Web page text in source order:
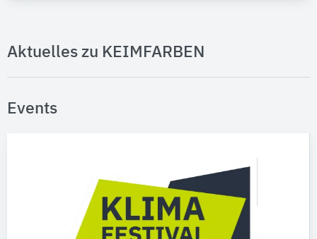
Aktuelles zu KEIMFARBEN
Events